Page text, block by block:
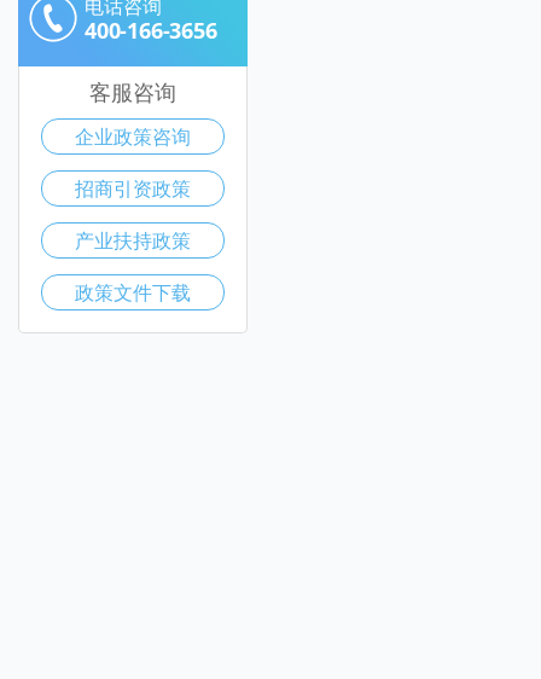
电话咨询
400-166-3656
客服咨询
企业政策咨询
招商引资政策
产业扶持政策
政策文件下载